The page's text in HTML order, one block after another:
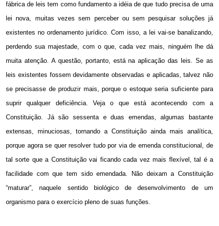
fábrica de leis tem como fundamento a idéia de que tudo precisa de uma
lei nova, muitas vezes sem perceber ou sem pesquisar soluções já
existentes no ordenamento jurídico. Com isso, a lei vai-se banalizando,
perdendo sua majestade, com o que, cada vez mais, ninguém lhe dá
muita atenção. A questão, portanto, está na aplicação das leis. Se as
leis existentes fossem devidamente observadas e aplicadas, talvez não
se precisasse de produzir mais, porque o estoque seria suficiente para
suprir qualquer deficiência. Veja o que está acontecendo com a
Constituição. Já são sessenta e duas emendas, algumas bastante
extensas, minuciosas, tornando a Constituição ainda mais analítica,
porque agora se quer resolver tudo por via de emenda constitucional, de
tal sorte que a Constituição vai ficando cada vez mais flexível, tal é a
facilidade com que tem sido emendada. Não deixam a Constituição
“maturar”, naquele sentido biológico de desenvolvimento de um
organismo para o exercício pleno de suas funções.